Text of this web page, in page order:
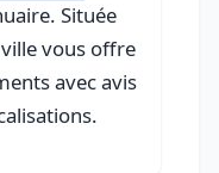
Située
vous offre
avec avis